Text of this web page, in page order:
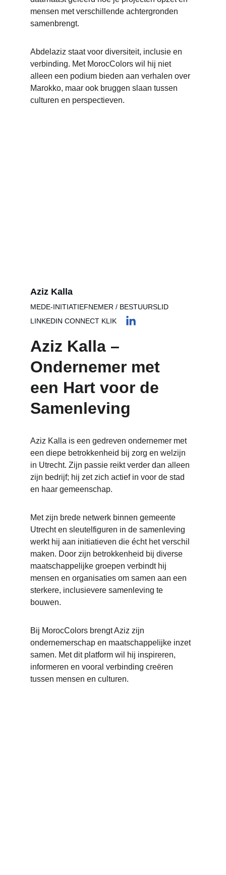
mensen met verschillende achtergronden
samenbrengt.
Abdelaziz staat voor diversiteit, inclusie en
verbinding. Met MorocColors wil hij niet
alleen een podium bieden aan verhalen over
Marokko, maar ook bruggen slaan tussen
culturen en perspectieven.
Aziz Kalla
MEDE-INITIATIEFNEMER / BESTUURSLID
Aziz Kalla –
Ondernemer met
een Hart voor de
Samenleving
Aziz Kalla is een gedreven ondernemer met
een diepe betrokkenheid bij zorg en welzijn
in Utrecht. Zijn passie reikt verder dan alleen
zijn bedrijf; hij zet zich actief in voor de stad
en haar gemeenschap.
Met zijn brede netwerk binnen gemeente
Utrecht en sleutelfiguren in de samenleving
werkt hij aan initiatieven die écht het verschil
maken. Door zijn betrokkenheid bij diverse
maatschappelijke groepen verbindt hij
mensen en organisaties om samen aan een
sterkere, inclusievere samenleving te
bouwen.
Bij MorocColors brengt Aziz zijn
ondernemerschap en maatschappelijke inzet
samen. Met dit platform wil hij inspireren,
informeren en vooral verbinding creëren
tussen mensen en culturen.
LINKEDIN CONNECT KLIK